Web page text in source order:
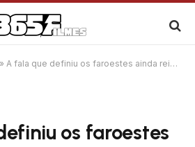
» A fala que definiu os faroestes ainda reina em “Três Homens em Conflito”, 60 anos depois
os faroestes